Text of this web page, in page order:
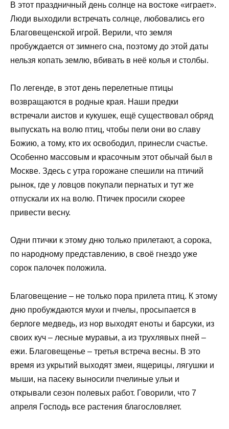
В этот праздничный день солнце на востоке «играет».
Люди выходили встречать солнце, любовались его
Благовещенской игрой. Верили, что земля
пробуждается от зимнего сна, поэтому до этой даты
нельзя копать землю, вбивать в неё колья и столбы.
По легенде, в этот день перелетные птицы
возвращаются в родные края. Наши предки
встречали аистов и кукушек, ещё существовал обряд
выпускать на волю птиц, чтобы пели они во славу
Божию, а тому, кто их освободил, принесли счастье.
Особенно массовым и красочным этот обычай был в
Москве. Здесь с утра горожане спешили на птичий
рынок, где у ловцов покупали пернатых и тут же
отпускали их на волю. Птичек просили скорее
привести весну.
Одни птички к этому дню только прилетают, а сорока,
по народному представлению, в своё гнездо уже
сорок палочек положила.
Благовещение – не только пора прилета птиц. К этому
дню пробуждаются мухи и пчелы, просыпается в
берлоге медведь, из нор выходят еноты и барсуки, из
своих куч – лесные муравьи, а из трухлявых пней –
ежи. Благовещенье – третья встреча весны. В это
время из укрытий выходят змеи, ящерицы, лягушки и
мыши, на пасеку выносили пчелиные ульи и
открывали сезон полевых работ. Говорили, что 7
апреля Господь все растения благословляет.